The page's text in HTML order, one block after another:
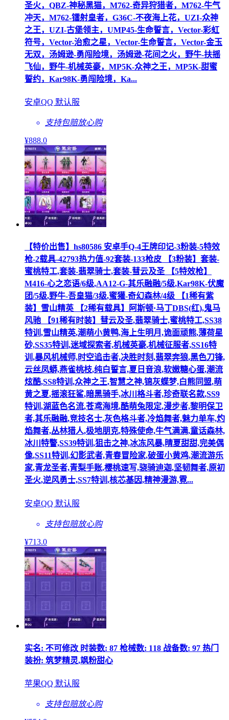
圣火，QBZ-神秘黑猫，M762-奇异狩猎者，M762-牛气
冲天，M762-镭射皇者，G36C-不夜海上花，UZI-众神
之王，UZI-古堡领主，UMP45-生命誓言，Vector-彩虹
符号，Vector-治愈之星，Vector-生命誓言，Vector-金玉
无双，汤姆逊-勇闯险境，汤姆逊-花间之火，野牛-扶摇
飞仙，野牛-机械英豪，MP5K-众神之王，MP5K-甜蜜
誓约，Kar98K-勇闯险境，Ka...
安卓QQ 默认服
支持包赔放心购
¥888.0
【特价出售】hs80586 安卓手Q-4王牌印记-3粉装-5特效
枪-2载具-42793热力值-92套装-133枪皮 【3粉装】套装-
蜜桃特工,套装-翡翠骑士,套装-彗云及圣 【5特效枪】
M416-心之恋语/6级,AA12-G-其乐融融/5级,Kar98K-伏魔
团/5级,野牛-吾皇猫/3级,蜜獾-奇幻森林/4级 【1稀有紫
装】雪山精英 【2稀有载具】阿斯顿·马丁DBS(红),鬼马
风驰 【91稀有时装】彗云及圣,翡翠骑士,蜜桃特工,SS38
特训,雪山精英,潮萌小黄鸭,海上生明月,诡面顽熊,薄荷星
砂,SS35特训,迷域探索者,机械英豪,机械征服者,SS16特
训,暴风机械师,时空追击者,决胜时刻,翡翠奔狼,黑色刀锋,
云丝凤蟒,燕雀桃枝,纯白誓言,夏日音浪,软嫩糖心蛋,潮流
炫酷,SS8特训,众神之王,智慧之神,锦灰蝶梦,白熊同盟,萌
黄之夏,摇滚狂鲨,暗黑骑手,冰川格斗者,珍奇联名款,SS9
特训,湖蓝色名流,苍鸢海境,酷萌兔限定,漫步者,黎明保卫
者,其乐融融,竞技名士,灰色格斗者,冷焰舞者,魅力单车,灼
焰舞者,丛林猎人,极地朋克,特殊使命,牛气满满,童话森林,
冰川特警,SS39特训,狙击之神,冰冻风暴,晴夏甜甜,完美偶
像,SS11特训,幻影武者,青春冒险家,破蛋小黄鸡,潮流游乐
家,青龙圣者,青梨手账,樱桃速写,骁骑迪迦,坚韧舞者,原初
圣火,逆风勇士,SS7特训,核芯基因,精神漫游,霓...
安卓QQ 默认服
支持包赔放心购
¥713.0
实名: 不可修改 时装数: 87 枪械数: 118 战备数: 97 热门
装扮: 筑梦精灵,飒粉甜心
苹果QQ 默认服
支持包赔放心购